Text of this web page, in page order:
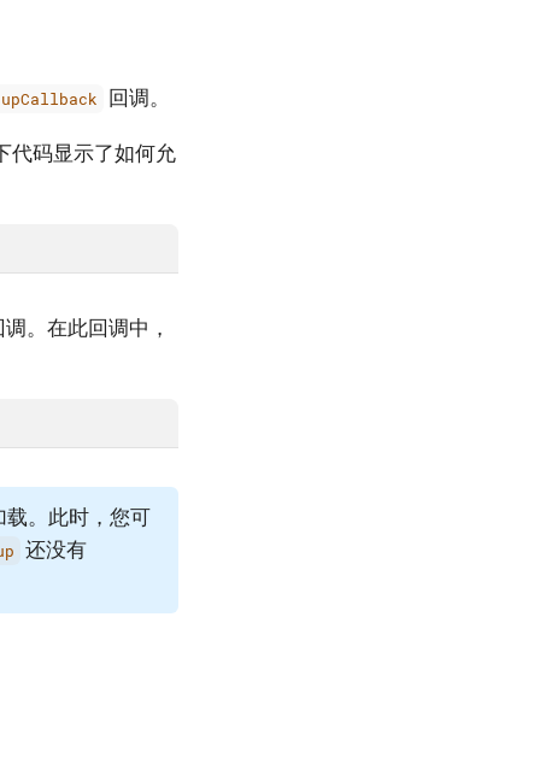
回调。
代码显示了如何允
。在此回调中，
。此时，您可
还没有